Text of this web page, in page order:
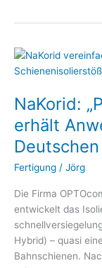
NaKorid:
erhält
Deutschen
Fertigung / Jörg
Die Firma
entwickelt das
Hybrid) – quasi
Bahnschienen.
NaKorid:
„Plombe“
die
Schiene
erhält
Anwenderfreigabe
der
Bahn